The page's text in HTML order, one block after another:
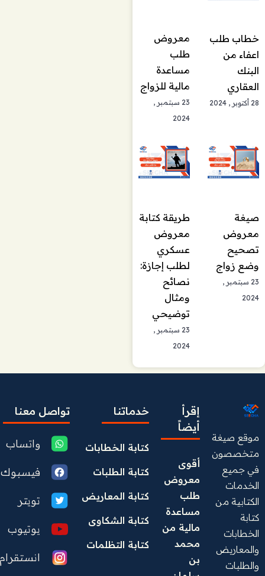
خطاب طلب
اعفاء من
البنك
العقاري
28 أكتوبر , 2024
معروض
طلب
مساعدة
مالية للزواج
23 سبتمبر ,
2024
صيغة
معروض
تصحيح
وضع زواج
23 سبتمبر ,
2024
طريقة كتابة
معروض
عسكري
لطلب إجازة:
نصائح
ومثال
توضيحي
23 سبتمبر ,
2024
موقع صيغة
متخصصون
في جميع
الخدمات
الكتابية من
كتابة
الخطابات
والمعاريض
والطلبات
إقرأ
أيضاً
خدماتنا
كتابة الخطابات
كتابة الطلبات
كتابة المعاريض
كتابة الشكاوى
كتابة التظلمات
تواصل معنا
واتساب
فيسبوك
تويتر
يوتيوب
انستقرام